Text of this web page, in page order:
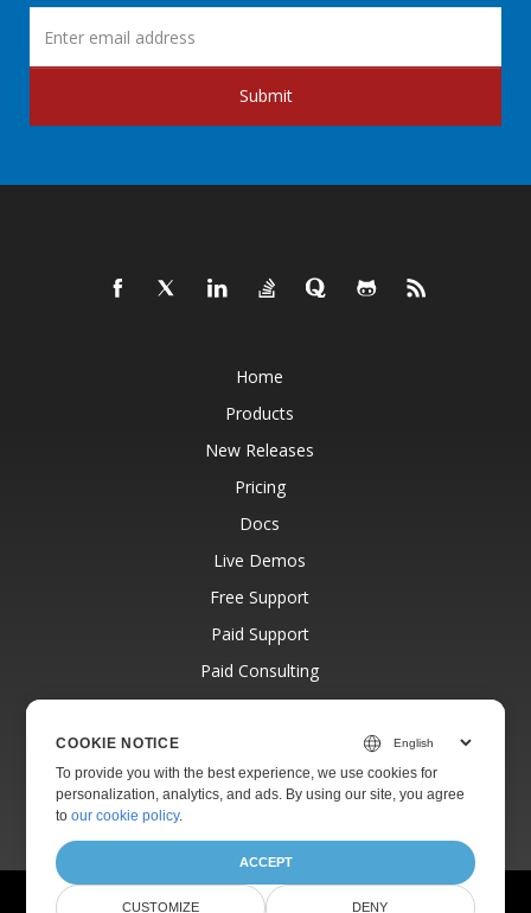
Submit
Home
Products
New Releases
Pricing
Docs
Live Demos
Free Support
Paid Support
Paid Consulting
Blog
About
© Aspose Pty Ltd 2001-2026. All Rights Reserved.
COOKIE NOTICE
To provide you with the best experience, we use cookies for
personalization, analytics, and ads. By using our site, you agree
toour cookie policy.
ACCEPT
CUSTOMIZE DENY